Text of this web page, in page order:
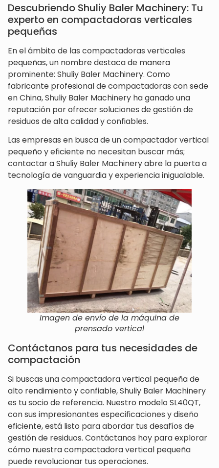
Descubriendo Shuliy Baler Machinery: Tu
experto en compactadoras verticales
pequeñas
En el ámbito de las compactadoras verticales
pequeñas, un nombre destaca de manera
prominente: Shuliy Baler Machinery. Como
fabricante profesional de compactadoras con sede
en China, Shuliy Baler Machinery ha ganado una
reputación por ofrecer soluciones de gestión de
residuos de alta calidad y confiables.
Las empresas en busca de un compactador vertical
pequeño y eficiente no necesitan buscar más;
contactar a Shuliy Baler Machinery abre la puerta a
tecnología de vanguardia y experiencia inigualable.
Imagen de envío de la máquina de
prensado vertical
Contáctanos para tus necesidades de
compactación
Si buscas una compactadora vertical pequeña de
alto rendimiento y confiable, Shuliy Baler Machinery
es tu socio de referencia. Nuestro modelo SL40QT,
con sus impresionantes especificaciones y diseño
eficiente, está listo para abordar tus desafíos de
gestión de residuos. Contáctanos hoy para explorar
cómo nuestra compactadora vertical pequeña
puede revolucionar tus operaciones.